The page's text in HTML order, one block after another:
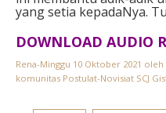
yang setia kepadaNya.
DOWNLOAD AUDIO
Rena-Minggu 10 Oktober 2021
komunitas Postulat-Novisiat SCJ